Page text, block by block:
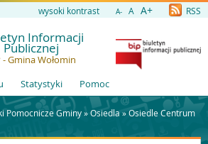
wysoki kontrast A- A A+ RSS
Informacji
Publicznej
- Gmina Wołomin
Statystyki Pomoc
Pomocnicze Gminy»Osiedla »Osiedle Centrum